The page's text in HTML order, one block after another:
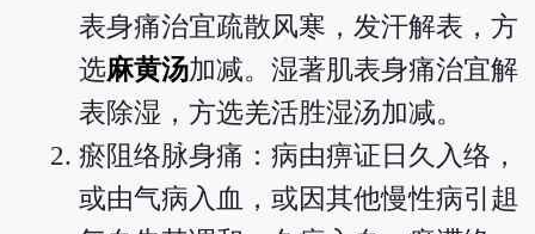
表身痛治宜疏散风寒，发汗解表，方
选麻黄汤加减。湿著肌表身痛治宜解
表除湿，方选羌活胜湿汤加减。
瘀阻络脉身痛：病由痹证日久入络，
或由气病入血，或因其他慢性病引趄